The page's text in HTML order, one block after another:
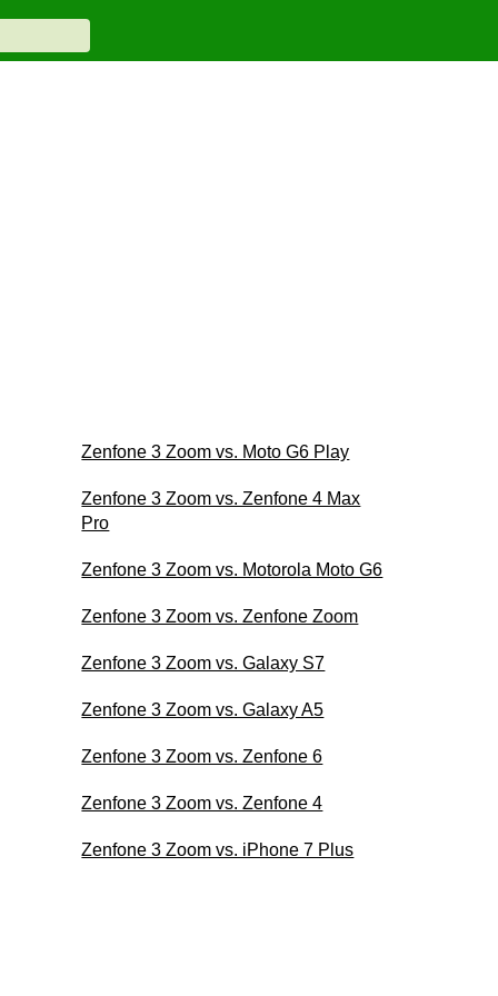
Zenfone 3 Zoom vs. Moto G6 Play
Zenfone 3 Zoom vs. Zenfone 4 Max
Pro
Zenfone 3 Zoom vs. Motorola Moto G6
Zenfone 3 Zoom vs. Zenfone Zoom
Zenfone 3 Zoom vs. Galaxy S7
Zenfone 3 Zoom vs. Galaxy A5
Zenfone 3 Zoom vs. Zenfone 6
Zenfone 3 Zoom vs. Zenfone 4
Zenfone 3 Zoom vs. iPhone 7 Plus